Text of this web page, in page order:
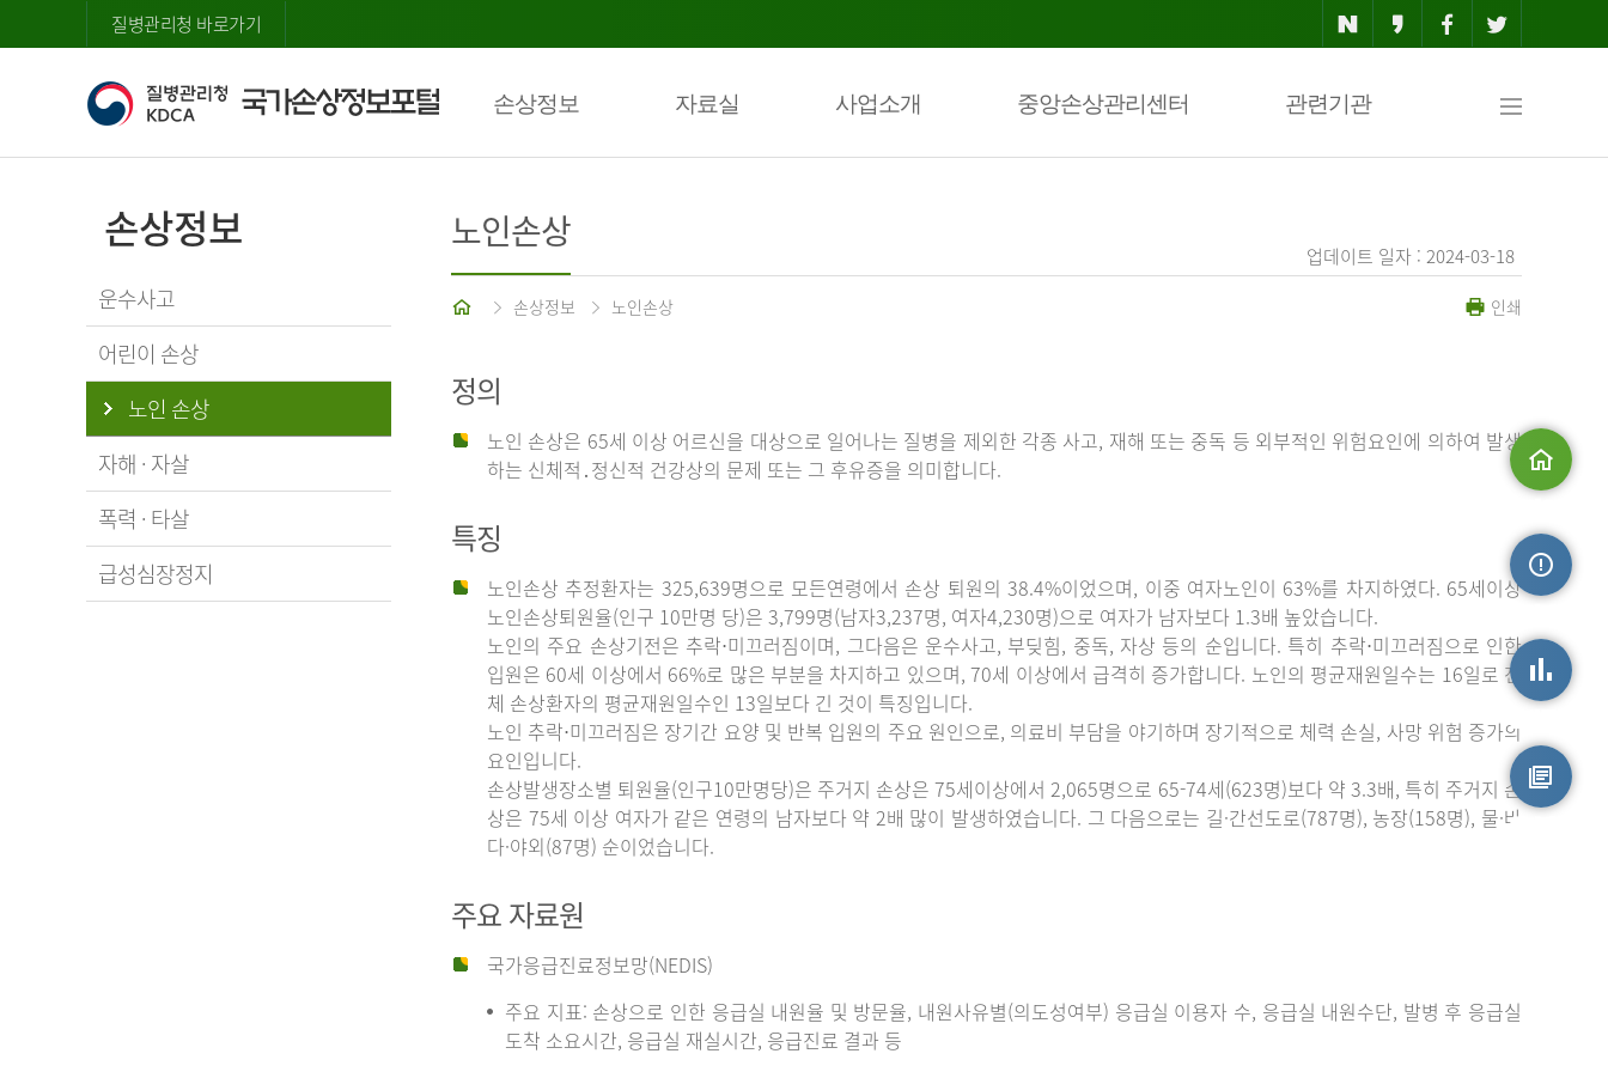
질병관리청 바로가기
손상정보 자료실 사업소개 중앙손상관리센터 관련기관
맵
손상정보
운수사고
어린이 손상
노인 손상
자해 · 자살
폭력 · 타살
급성심장정지
업데이트 일자 : 2024-03-18
노인손상
홈 손상정보 노인손상 인쇄
정의
노인 손상은 65세 이상 어르신을 대상으로 일어나는 질병을 제외한 각종 사고, 재해 또는 중독 등 외부적인 위험요인에 의하여 발생
하는 신체적․정신적 건강상의 문제 또는 그 후유증을 의미합니다.
특징
노인손상 추정환자는 325,639명으로 모든연령에서 손상 퇴원의 38.4%이었으며, 이중 여자노인이 63%를 차지하였다. 65세이상
노인손상퇴원율(인구 10만명 당)은 3,799명(남자3,237명, 여자4,230명)으로 여자가 남자보다 1.3배 높았습니다.
노인의 주요 손상기전은 추락⋅미끄러짐이며, 그다음은 운수사고, 부딪힘, 중독, 자상 등의 순입니다. 특히 추락⋅미끄러짐으로 인한
입원은 60세 이상에서 66%로 많은 부분을 차지하고 있으며, 70세 이상에서 급격히 증가합니다. 노인의 평균재원일수는 16일로 전
체 손상환자의 평균재원일수인 13일보다 긴 것이 특징입니다.
노인 추락⋅미끄러짐은 장기간 요양 및 반복 입원의 주요 원인으로, 의료비 부담을 야기하며 장기적으로 체력 손실, 사망 위험 증가의
요인입니다.
손상발생장소별 퇴원율(인구10만명당)은 주거지 손상은 75세이상에서 2,065명으로 65-74세(623명)보다 약 3.3배, 특히 주거지 손
상은 75세 이상 여자가 같은 연령의 남자보다 약 2배 많이 발생하였습니다. 그 다음으로는 길·간선도로(787명), 농장(158명), 물·바
다·야외(87명) 순이었습니다.
주요 자료원
국가응급진료정보망(NEDIS)
주요 지표: 손상으로 인한 응급실 내원율 및 방문율, 내원사유별(의도성여부) 응급실 이용자 수, 응급실 내원수단, 발병 후 응급실
도착 소요시간, 응급실 재실시간, 응급진료 결과 등
원시자료